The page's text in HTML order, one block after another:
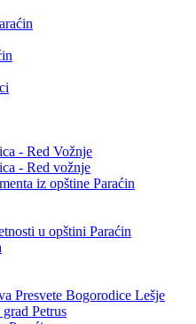
- Red Vožnje
- Red vožnje
iz opštine Paraćin
u opštini Paraćin
Presvete Bogorodice Lešje
Petrus